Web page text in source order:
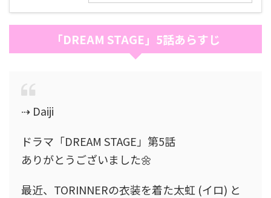
「DREAM STAGE」5話あらすじ
⇢ Daiji
ドラマ「DREAM STAGE」第5話
ありがとうございました🌼
最近、TORINNERの衣装を着た太虹 (イロ) と